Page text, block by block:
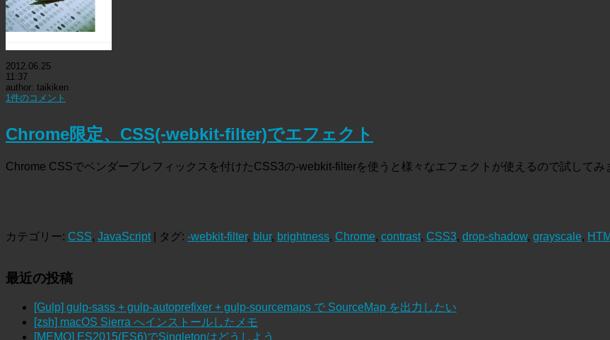
2012.06.25
11:37
author: taikiken
1件のコメント
Chrome限定、CSS(-webkit-filter)でエフェクト
Chrome CSSでベンダープレフィックスを付けたCSS3の-webkit-filterを使うと様々なエフェクトが使えるので試して
カテゴリー: CSS, JavaScript| タグ: -webkit-filter, blur, brightness, Chrome, contrast, CSS3, drop-shadow, grayscale,
最近の投稿
[Gulp] gulp-sass + gulp-autoprefixer + gulp-sourcemaps で SourceMap を出力したい
[zsh] macOS Sierra へインストールしたメモ
[MEMO] ES2015(ES6)でSingletonはどうしよう